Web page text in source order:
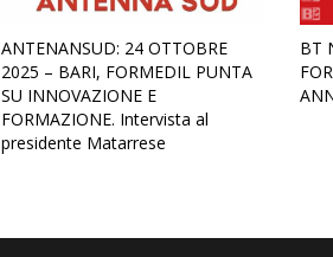
ANTENANSUD: 24 OTTOBRE
2025 – BARI, FORMEDIL PUNTA
SU INNOVAZIONE E
FORMAZIONE. Intervista al
presidente Matarrese
BT